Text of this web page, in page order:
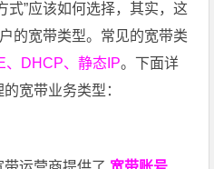
式”应该如何选择，其实，这
的宽带类型。常见的宽带类
、DHCP、静态IP。下面详
宽带业务类型：